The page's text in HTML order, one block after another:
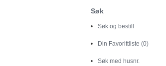
Søk
Søk og bestill
Din Favorittliste (0)
Søk med husnr.